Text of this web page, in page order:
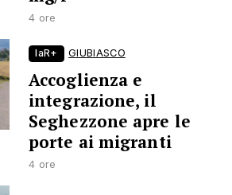
4 ore
laR+ GIUBIASCO
Accoglienza e
integrazione, il
Seghezzone apre le
porte ai migranti
4 ore